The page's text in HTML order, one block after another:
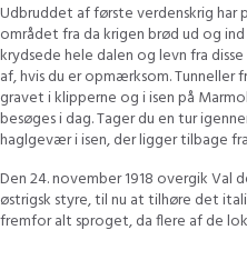
Udbruddet af første verdenskrig har
området fra da krigen brød ud og
krydsede hele dalen og levn fra
af, hvis du er opmærksom. Tunneller
gravet i klipperne og i isen på
besøges i dag. Tager du en tur
haglgevær i isen, der ligger tilbage
Den 24. november 1918 overgik Val
østrigsk styre, til nu at tilhøre det
fremfor alt sproget, da flere af de